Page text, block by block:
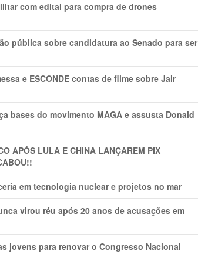
com edital para compra de drones
pública sobre candidatura ao Senado para ser
e ESCONDE contas de filme sobre Jair
bases do movimento MAGA e assusta Donald
APÓS LULA E CHINA LANÇAREM PIX
em tecnologia nuclear e projetos no mar
virou réu após 20 anos de acusações em
jovens para renovar o Congresso Nacional